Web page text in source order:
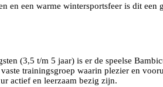
en een warme wintersportsfeer is dit
(3,5 t/m 5 jaar) is er de speelse
trainingsgroep waarin plezier en
actief en leerzaam bezig zijn.